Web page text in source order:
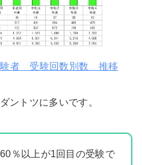
験者 受験回数別数 推移
ントツに多いです。
％以上が1回目の受験で